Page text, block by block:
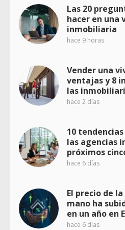
Las 20
hacer en una
inmobiliaria
hace 9 horas
Vender una
ventajas y 8
las
hace 2 días
10
las agencias
próximos
hace 6 días
El precio de
mano ha
en un año en
hace 6 días